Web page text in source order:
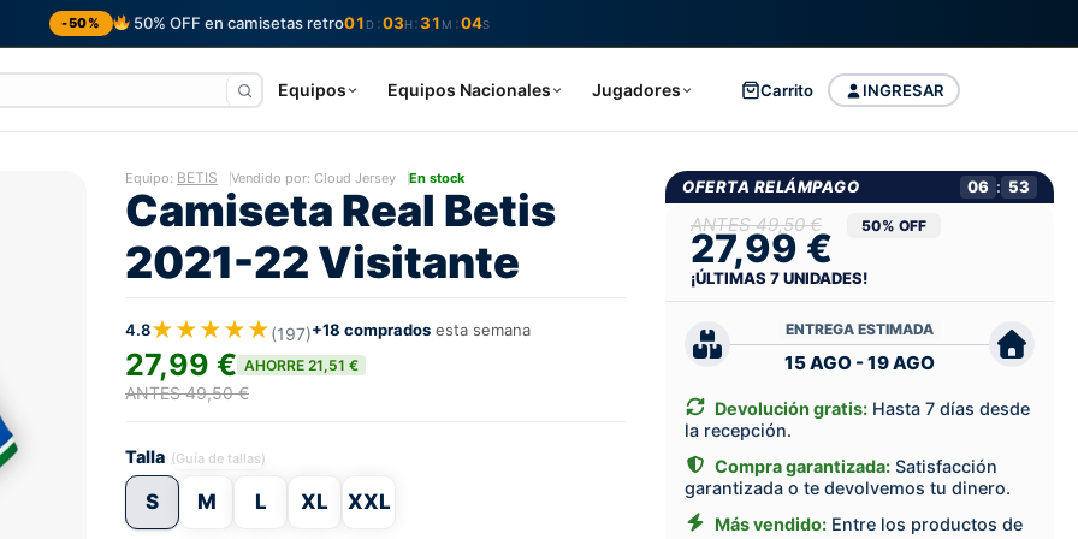
-50% 50% OFF en camisetas retro01 D :03H : 31 M :03S
Equipos Equipos Nacionales Jugadores INGRESAR
Carrito
Equipo: BETIS Vendido por: Cloud Jersey En stock
Camiseta Real Betis
2021-22 Visitante
4.8★★★★★(197)+18 comprados esta semana
27,99 € AHORRE 21,51 €
ANTES 49,50 €
Talla (Guía de tallas)
S M L XL XXL
OFERTA RELÁMPAGO 06 : 52
49,50 €
27,99 € 50% OFF
¡ÚLTIMAS7UNIDADES!
ENTREGA ESTIMADA
15 AGO - 19 AGO
Devolución gratis: Hasta 7 días desde
la recepción.
Compra garantizada: Satisfacción
garantizada o te devolvemos tu dinero.
Más vendido: Entre los productos de